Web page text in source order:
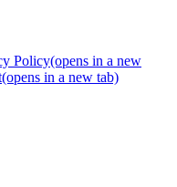
Policy(opens in a new
(opens in a new tab)